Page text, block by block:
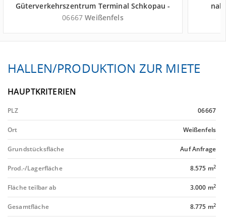
Güterverkehrszentrum Terminal Schkopau -
Landkreis Burgenlandkreis
06667Weißenfels
HALLEN/PRODUKTION ZUR MIETE
HAUPTKRITERIEN
PLZ 06667
Ort Weißenfels
Grundstücksfläche Auf Anfrage
Prod.-/Lagerfläche 8.575 m2
Fläche teilbar ab 3.000 m2
Gesamtfläche 8.775 m2